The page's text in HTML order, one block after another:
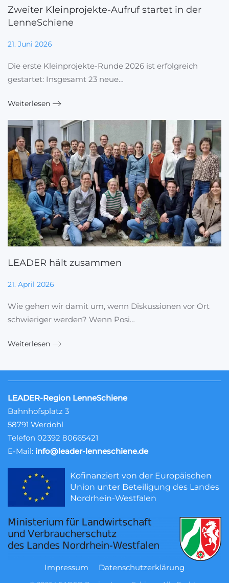
Zweiter Kleinprojekte-Aufruf startet in der
LenneSchiene
21. Juni 2026
Die erste Kleinprojekte-Runde 2026 ist erfolgreich
gestartet: Insgesamt 23 neue…
Weiterlesen
LEADER hält zusammen
21. April 2026
Wie gehen wir damit um, wenn Diskussionen vor Ort
schwieriger werden? Wenn Posi…
Weiterlesen
LEADER-Region LenneSchiene
Bahnhofsplatz 3
58791 Werdohl
Telefon 02392 80665421
E-Mail: info@leader-lenneschiene.de
Kofinanziert von der Europäischen
Union unter Beteiligung des Landes
Nordrhein-Westfalen
Impressum Datenschutzerklärung